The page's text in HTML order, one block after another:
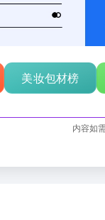
美妆包材榜
内容如